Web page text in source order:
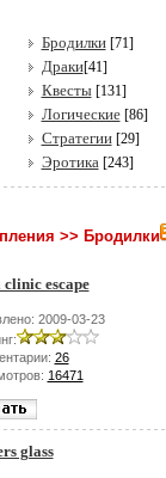
Бродилки[71]
Драки[41]
Квесты[131]
Логические[86]
Стратегии[29]
Эротика[243]
>> Бродилки
escape
2009-03-23
26
16471
glass